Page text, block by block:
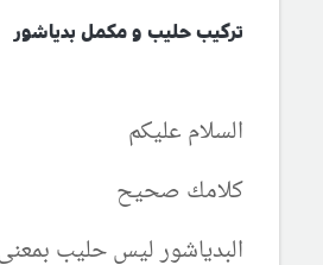
تركيب حليب و مكمل بدياشور
السلام عليكم
كلامك صحيح
البدياشور ليس حليب